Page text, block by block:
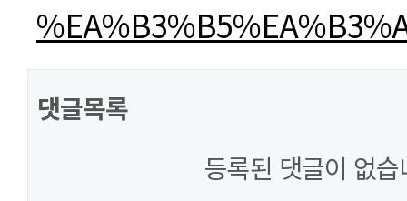
댓글목록
등록된 댓글이 없습